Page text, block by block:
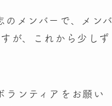
メンバーで、メンバ
が、これから少しず
ランティアをお願い